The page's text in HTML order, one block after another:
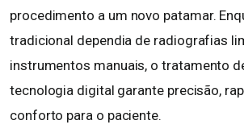
procedimento a um novo patamar.
tradicional dependia de radiografias
instrumentos manuais, o tratamento
tecnologia digital garante precisão,
conforto para o paciente.